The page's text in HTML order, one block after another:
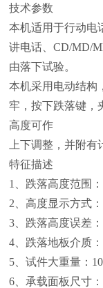
技术参数
本机适用于行动电
讲电话、CD/MD/
由落下试验。
本机采用电动结构
牢，按下跌落键，
高度可作
上下调整，并附
特征描述
1
、跌落高度范围
2 、高度显示方式
3 、跌落高度误差
4 、跌落地板介质
5 、试件大重量：
6 、承载面板尺寸